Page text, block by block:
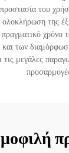
του
της
χρόνο
και των
τις μεγάλες